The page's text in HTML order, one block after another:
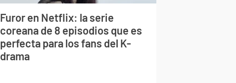
Furor en Netflix: la serie
coreana de 8 episodios que es
perfecta para los fans del K-
drama